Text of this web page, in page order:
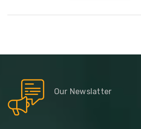
Our Newslatter